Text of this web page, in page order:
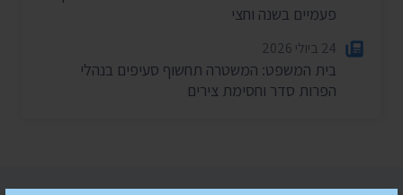
פעמיים בשנה וחצי
24 ביולי 2026
בית המשפט: המשטרה תחשוף סעיפים בנהלי
הפרות סדר וחסימת צירים